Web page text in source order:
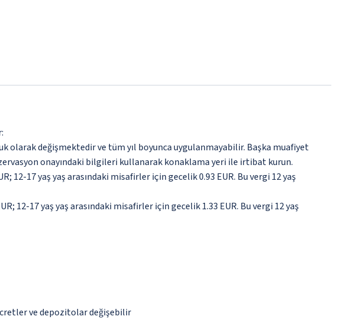
olarak değişmektedir ve tüm yıl boyunca uygulanmayabilir. Başka muafiyet
onayındaki bilgileri kullanarak konaklama yeri ile irtibat kurun.
12-17 yaş yaş arasındaki misafirler için gecelik 0.93 EUR. Bu vergi 12 yaş
12-17 yaş yaş arasındaki misafirler için gecelik 1.33 EUR. Bu vergi 12 yaş
ve depozitolar değişebilir